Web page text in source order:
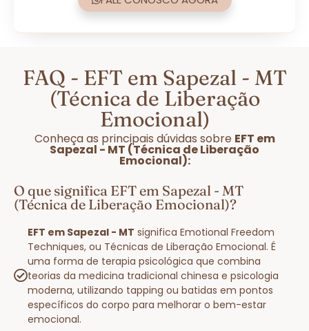
FAQ - EFT em Sapezal - MT
(Técnica de Liberação
Emocional)
Conheça as principais dúvidas sobre EFT em
Sapezal - MT (Técnica de Liberação
Emocional):
O que significa EFT em Sapezal - MT
(Técnica de Liberação Emocional)?
EFT em Sapezal - MT significa Emotional Freedom
Techniques, ou Técnicas de Liberação Emocional. É
uma forma de terapia psicológica que combina
teorias da medicina tradicional chinesa e psicologia
moderna, utilizando tapping ou batidas em pontos
específicos do corpo para melhorar o bem-estar
emocional.